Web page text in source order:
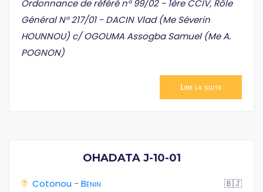
Ordonnance de référé n° 99/02 - 1ère CCIV, Rôle
Général N° 217/01 - DACIN Vlad (Me Séverin
HOUNNOU) c/ OGOUMA Assogba Samuel (Me A.
POGNON)
Lire la suite
OHADATA J-10-01
Cotonou - Bénin
🇧🇯